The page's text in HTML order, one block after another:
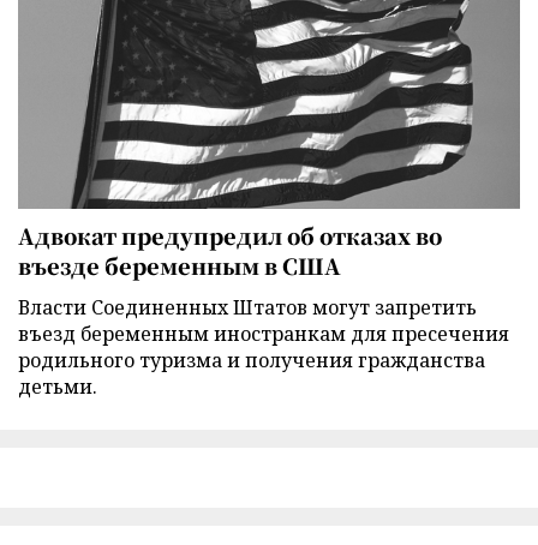
Адвокат предупредил об отказах во
въезде беременным в США
Власти Соединенных Штатов могут запретить
въезд беременным иностранкам для пресечения
родильного туризма и получения гражданства
детьми.